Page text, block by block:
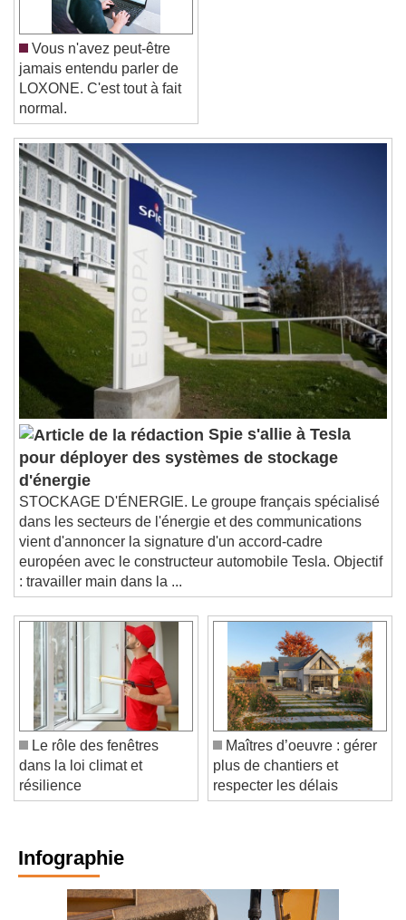
Reset
Done
Close Modal Dialog
End of dialog window.
Vous n'avez peut-être
jamais entendu parler de
LOXONE. C'est tout à fait
normal.
Spie s'allie à Tesla
pour déployer des systèmes de stockage
d'énergie
STOCKAGE D'ÉNERGIE. Le groupe français spécialisé
dans les secteurs de l'énergie et des communications
vient d'annoncer la signature d'un accord-cadre
européen avec le constructeur automobile Tesla. Objectif
: travailler main dans la ...
Le rôle des fenêtres
dans la loi climat et
résilience
Maîtres d’oeuvre : gérer
plus de chantiers et
respecter les délais
Infographie